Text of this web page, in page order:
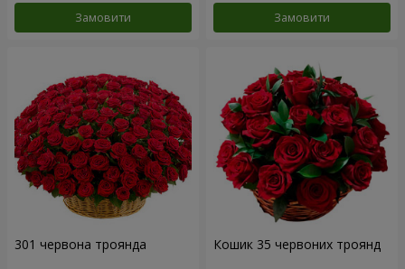
Замовити Замовити
301 червона троянда Кошик 35 червоних троянд